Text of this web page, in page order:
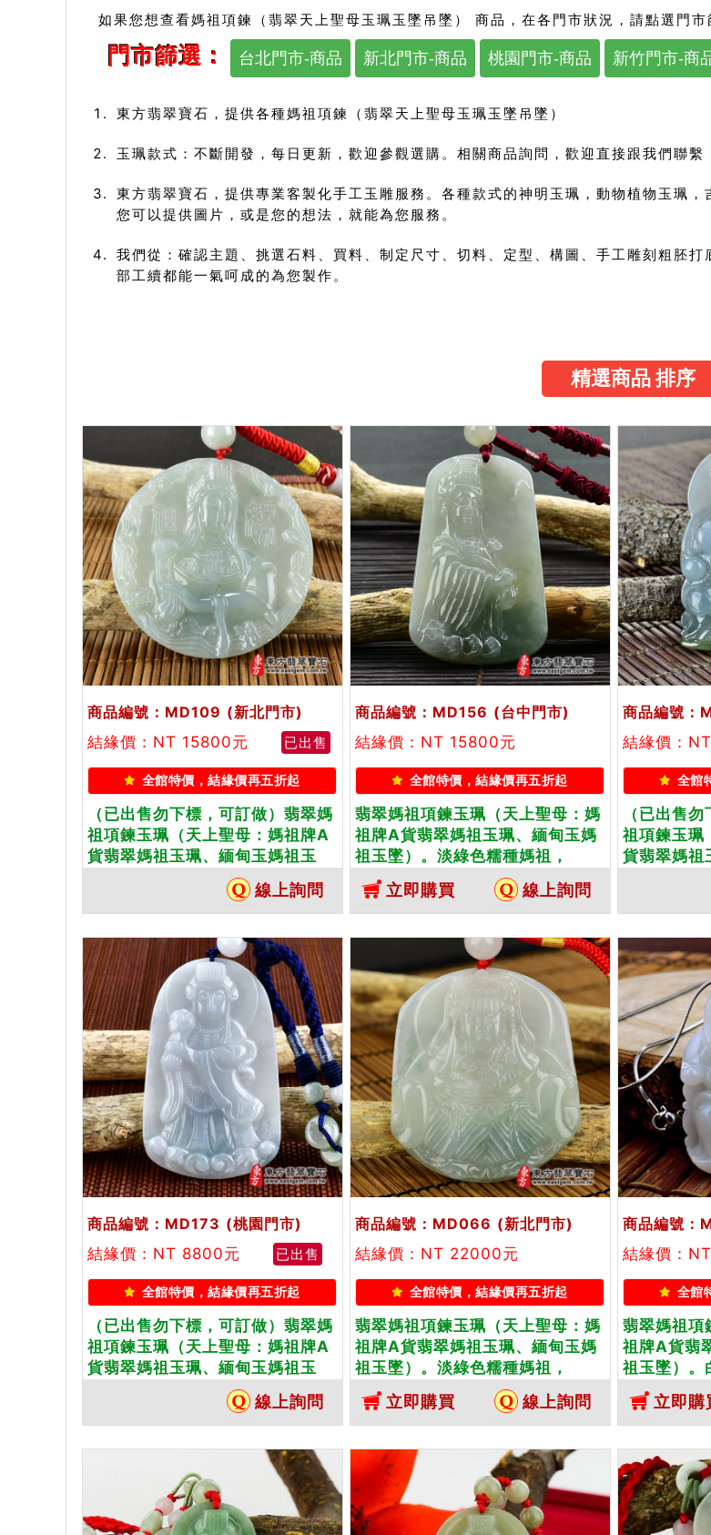
如果您想查看媽祖項鍊（翡翠天上聖母玉珮玉墜吊墜） 商品，在各門市狀況，請點選門市
門市篩選： 台北門市-商品 新北門市-商品 桃園門市-商品 新竹門市-商
東方翡翠寶石，提供各種媽祖項鍊（翡翠天上聖母玉珮玉墜吊墜）
玉珮款式：不斷開發，每日更新，歡迎參觀選購。相關商品詢問，歡迎直接跟我們聯
東方翡翠寶石，提供專業客製化手工玉雕服務。各種款式的神明玉珮，動物植物玉珮
您可以提供圖片，或是您的想法，就能為您服務。
我們從：確認主題、挑選石料、買料、制定尺寸、切料、定型、構圖、手工雕刻粗胚
部工續都能一氣呵成的為您製作。
精選商品 排序
商品編號：MD109 (新北門市)
結緣價：NT 15800元
已出售
全館特價，結緣價再五折起
（已出售勿下標，可訂做）翡翠媽
祖項鍊玉珮（天上聖母：媽祖牌A
貨翡翠媽祖玉珮、緬甸玉媽祖玉
墜）。淡綠色糯種媽祖，MD109。
客製化訂做各種翡翠媽祖吊墜玉珮
項鍊。★附A貨翡翠雙證書
線上詢問
商品編號：MD156 (台中門市)
結緣價：NT 15800元
全館特價，結緣價再五折起
翡翠媽祖項鍊玉珮（天上聖母：媽
祖牌A貨翡翠媽祖玉珮、緬甸玉媽
祖玉墜）。淡綠色糯種媽祖，
MD156。客製化訂做各種翡翠媽祖
吊墜玉珮項鍊。★附A貨翡翠雙證
書
立即購買 線上詢問
商品編號：
結緣價：
全館
（已出售
祖項鍊玉珮
貨翡翠媽祖
墜）。湖
MD024。
祖吊墜玉
證書
商品編號：MD173 (桃園門市)
結緣價：NT 8800元
已出售
全館特價，結緣價再五折起
（已出售勿下標，可訂做）翡翠媽
祖項鍊玉珮（天上聖母：媽祖牌A
貨翡翠媽祖玉珮、緬甸玉媽祖玉
墜）。白綠色糯種媽祖，MD173。
客製化訂做各種翡翠媽祖吊墜玉珮
項鍊。★附A貨翡翠雙證書
線上詢問
商品編號：MD066 (新北門市)
結緣價：NT 22000元
全館特價，結緣價再五折起
翡翠媽祖項鍊玉珮（天上聖母：媽
祖牌A貨翡翠媽祖玉珮、緬甸玉媽
祖玉墜）。淡綠色糯種媽祖，
MD066。客製化訂做各種翡翠媽
祖吊墜玉珮項鍊。★附A貨翡翠雙
證書
立即購買 線上詢問
商品編號：
結緣價：
全館
翡翠媽祖項
祖牌A貨翡
祖玉墜）。
MD028。
祖吊墜玉
證書
立即購